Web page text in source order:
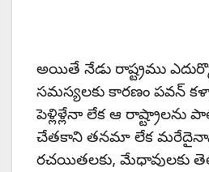
అయితే నేడు రాష్ట్రము
సమస్యలకు కారణం పవన్
పెళ్లిళ్లేనా లేక ఆ రాష్ట్రాలను
చేతకాని తనమా లేక
రచయితలకు, మేధావులకు